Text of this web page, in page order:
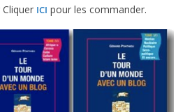
ICI pour les commander.